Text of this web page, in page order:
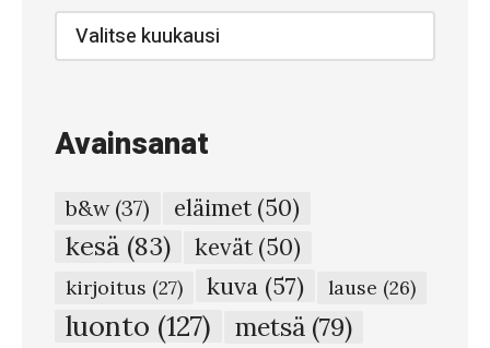
Blogi-
arkisto
Avainsanat
b&w(37) eläimet (50)
kesä (83) kevät (50)
kirjoitus (27) kuva (57) lause (26)
luonto (127) metsä (79)